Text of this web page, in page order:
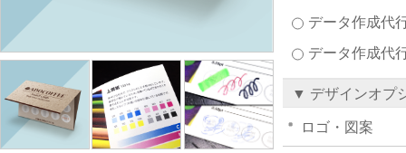
データ作成代
データ作成代
▼ デザインオプ
ロゴ・図案